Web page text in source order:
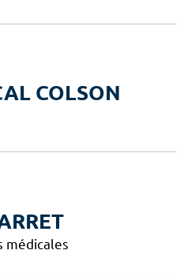
COLSON
médicales